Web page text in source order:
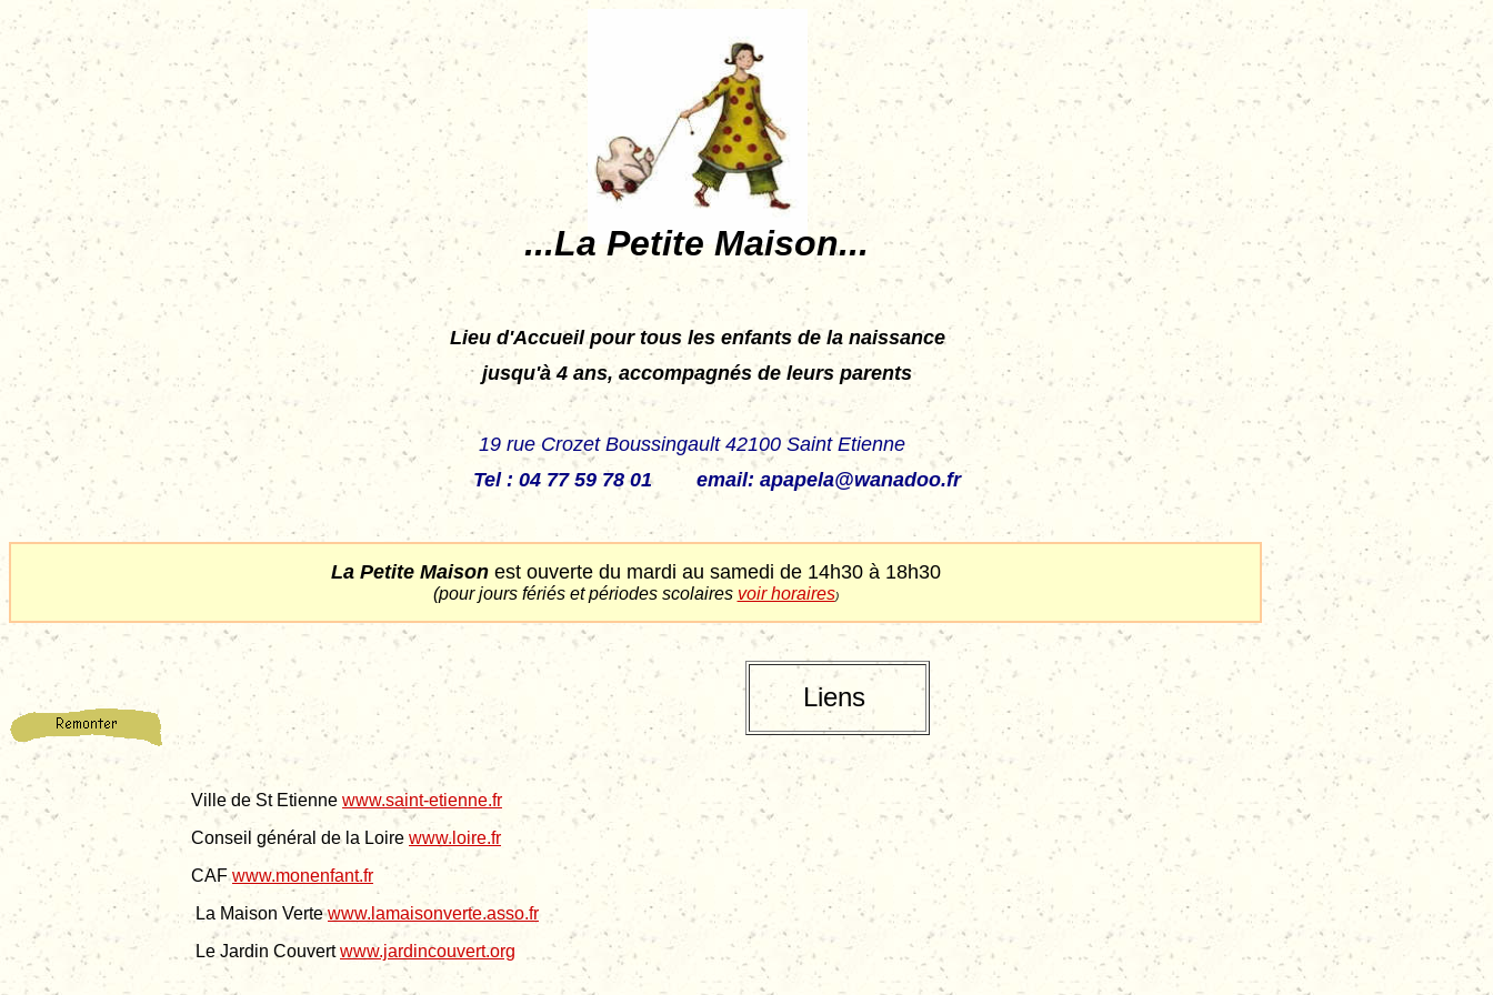
...La Petite Maison...
Lieu d'Accueil pour tous les enfants de la naissance
jusqu'à 4 ans, accompagnés de leurs parents
19 rue Crozet Boussingault 42100 Saint Etienne
Tel : 04 77 59 78 01 email: apapela@wanadoo.fr
La Petite Maison est ouverte du mardi au samedi de 14h30 à 18h30
(pour jours fériés et périodes scolaires voir horaires)
Liens
Ville de St Etienne www.saint-etienne.fr
Conseil général de la Loire www.loire.fr
CAFwww.monenfant.fr
La Maison Vertewww.lamaisonverte.asso.fr
Le Jardin Couvertwww.jardincouvert.org